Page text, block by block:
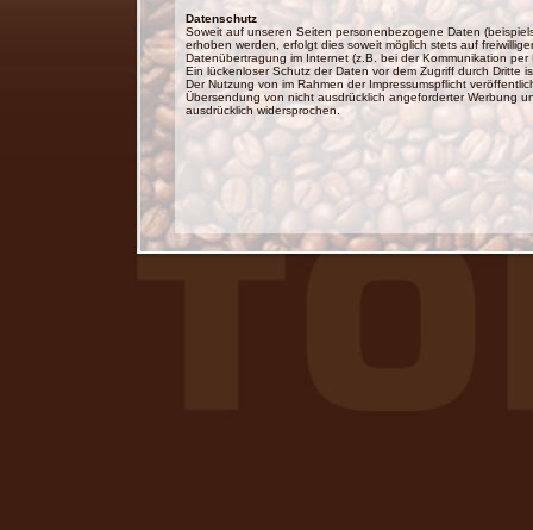
Datenschutz
Soweit auf unseren Seiten personenbezogene Daten
erhoben werden, erfolgt dies soweit möglich stets auf
Datenübertragung im Internet (z.B. bei der Kommunikation
Ein lückenloser Schutz der Daten vor dem Zugriff durch Dritte
Der Nutzung von im Rahmen der Impressumspflicht
Übersendung von nicht ausdrücklich angeforderter Werbung
ausdrücklich widersprochen.